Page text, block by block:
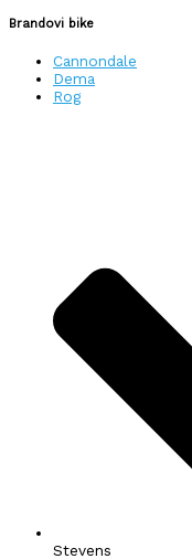
Brandovi bike
Cannondale
Dema
Rog
Stevens